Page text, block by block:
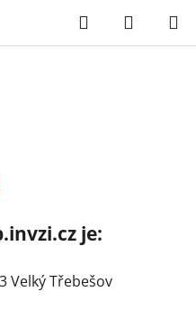
Hledat
KOŠÍK
je:
Velký Třebešov